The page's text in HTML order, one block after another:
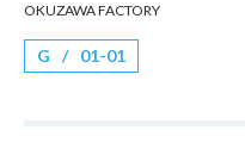
OKUZAWA FACTORY
G 01-01